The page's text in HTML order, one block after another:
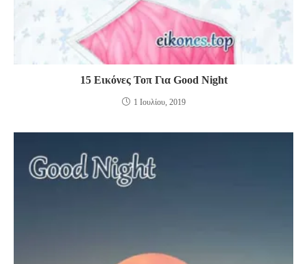
15 Εικόνες Τοπ Για Good Night
1 Ιουλίου, 2019